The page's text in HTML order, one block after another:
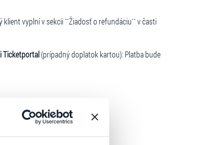
klient vyplní v sekcii ``Žiadosť o refundáciu`` v časti
Ticketportal(prípadný doplatok kartou): Platba bude